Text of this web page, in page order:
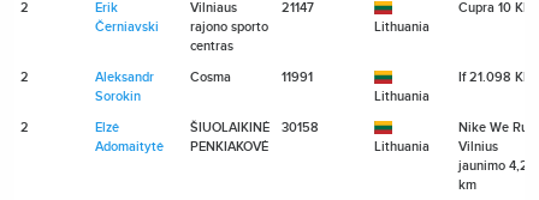
2
Erik
Černiavski
Vilniaus
rajono sporto
centras
21147
Lithuania
Cupra 10 KM
2
Aleksandr
Sorokin
Cosma
11991
Lithuania
If 21.098 KM
2
Elzė
Adomaitytė
ŠIUOLAIKINĖ
PENKIAKOVĖ
30158
Lithuania
Nike We Run
Vilnius
jaunimo 4,2
km